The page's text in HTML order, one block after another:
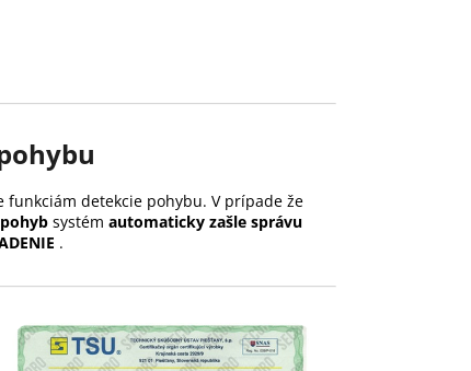
funkciám detekcie pohybu. V prípade že
systém automaticky zašle správu
.